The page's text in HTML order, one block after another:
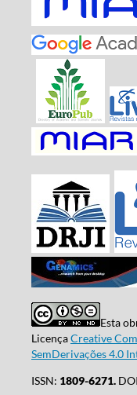
Esta
LicençaCreative
SemDerivações 4.0
ISSN: 1809-6271.